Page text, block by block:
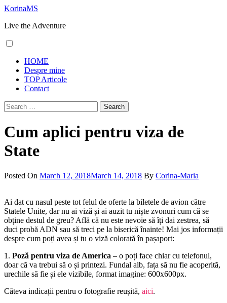
Skip
content
KorinaMS
Live the Adventure
Menu
HOME
Despre mine
TOP Articole
Contact
Search
for:
Cum aplici pentru viza de
State
Posted On March 12, 2018March 14, 2018 By Corina-Maria
Ai dat cu nasul peste tot felul de oferte la biletele de avion către
Statele Unite, dar nu ai viză și ai auzit tu niște zvonuri cum că se
obține destul de greu? Află că nu este nevoie să îți dai zestrea, să
duci probă ADN sau să treci pe la biserică înainte! Mai jos informații
despre cum poți avea și tu o viză colorată în pașaport:
1. Poză pentru viza de America – o poți face chiar cu telefonul,
doar că va trebui să o și printezi. Fundal alb, fața să nu fie acoperită,
urechile să fie și ele vizibile, format imagine: 600x600px.
Câteva indicații pentru o fotografie reușită, aici.